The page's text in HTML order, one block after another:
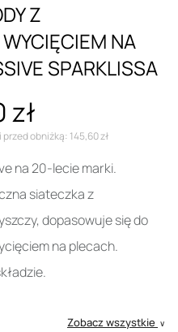
Z
NA
SPARKLISSA
zł
obniżką: 145,60 zł
na 20-lecie marki.
siateczka z
dopasowuje się do
na plecach.
Zobacz wszystkie ∨